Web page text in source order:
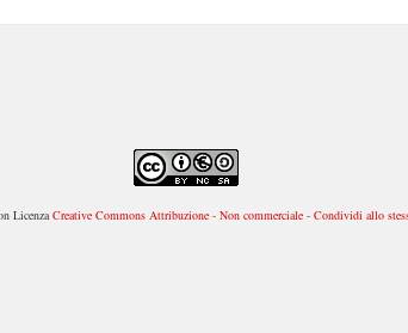
LicenzaCreative Commons Attribuzione - Non commerciale - Condividi allo